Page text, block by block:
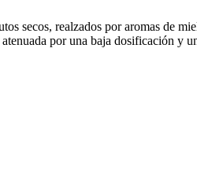
secos, realzados por aromas de
por una baja dosificación y